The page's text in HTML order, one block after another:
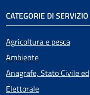
CATEGORIE DI SERVIZIO
Agricoltura e pesca
Ambiente
Anagrafe, Stato Civile ed
Elettorale